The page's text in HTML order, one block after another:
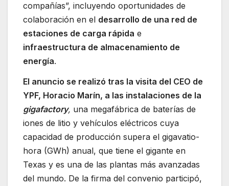
compañías”, incluyendo oportunidades de
colaboración en el desarrollo de una red de
estaciones de carga rápida e
infraestructura de almacenamiento de
energía.
El anuncio se realizó tras la visita del CEO de
YPF, Horacio Marín, a las instalaciones de la
gigafactory, una megafábrica de baterías de
iones de litio y vehículos eléctricos cuya
capacidad de producción supera el gigavatio-
hora (GWh) anual, que tiene el gigante en
Texas y es una de las plantas más avanzadas
del mundo. De la firma del convenio participó,